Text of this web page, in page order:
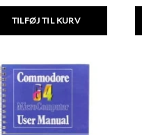
TILFØJ TIL KURV